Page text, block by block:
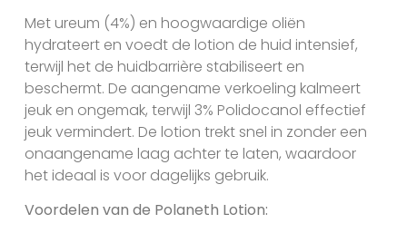
Met ureum (4%) en hoogwaardige oliën
hydrateert en voedt de lotion de huid intensief,
terwijl het de huidbarrière stabiliseert en
beschermt. De aangename verkoeling kalmeert
jeuk en ongemak, terwijl 3% Polidocanol effectief
jeuk vermindert. De lotion trekt snel in zonder een
onaangename laag achter te laten, waardoor
het ideaal is voor dagelijks gebruik.
Voordelen van de Polaneth Lotion: